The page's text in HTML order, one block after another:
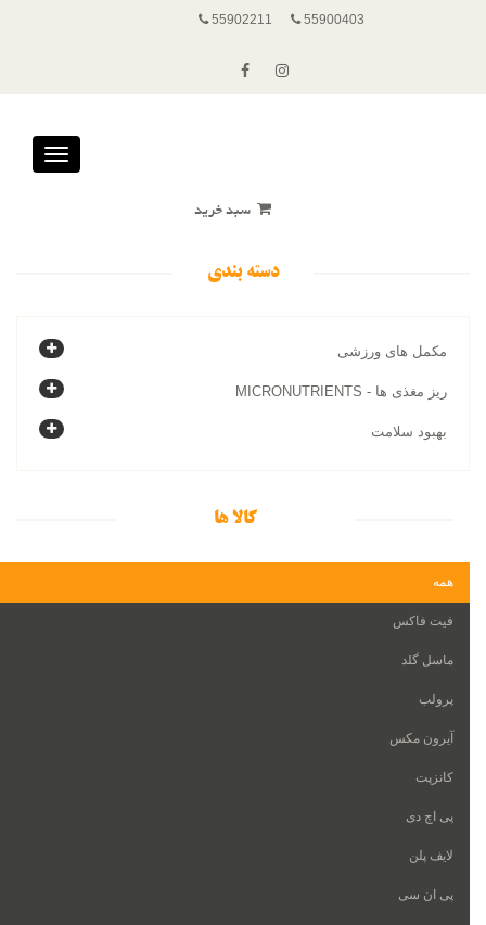
55900403
55902211
Toggle
سبد خرید
دسته بندی
مکمل های ورزشی
ریز مغذی ها - MICRONUTRIENTS
بهبود سلامت
کالا ها
همه
فیت فاکس
ماسل گلد
پرولب
آیرون مکس
کانزپت
پی اچ دی
لایف پلن
پی ان سی